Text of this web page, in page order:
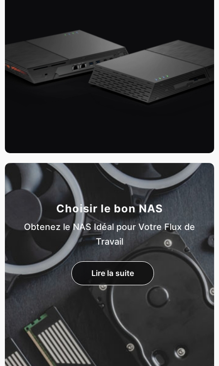
Choisir le bon NAS
Obtenez le NAS Idéal pour Votre Flux de
Travail
Lire la suite